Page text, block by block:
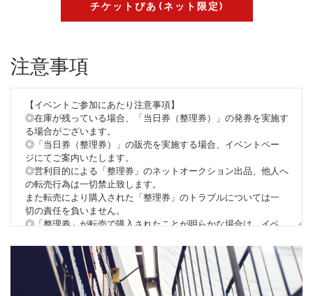
チケットぴあ(ネット限定)
注意事項